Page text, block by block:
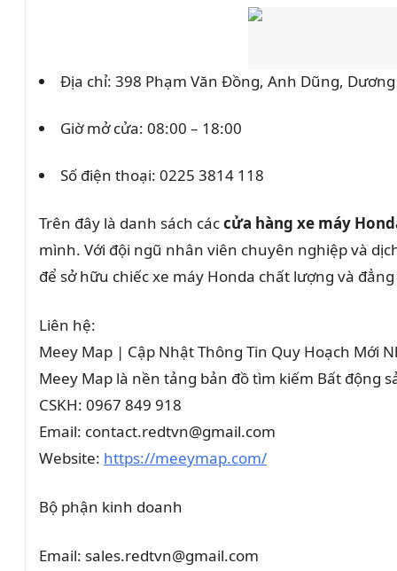
Địa chỉ: 398 Phạm Văn Đồng, Anh Dũng,
Giờ mở cửa: 08:00 – 18:00
Số điện thoại: 0225 3814 118
Trên đây là danh sách cáccửa hàng xe máy
mình. Với đội ngũ nhân viên chuyên nghiệp và
để sở hữu chiếc xe máy Honda chất lượng và
Liên hệ:
Meey Map | Cập Nhật Thông Tin Quy Hoạch Mới
Meey Map là nền tảng bản đồ tìm kiếm Bất động
CSKH: 0967 849 918
Email: contact.redtvn@gmail.com
Website: https://meeymap.com/
Bộ phận kinh doanh
Email: sales.redtvn@gmail.com